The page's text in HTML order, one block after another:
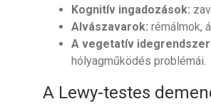
Kognitív ingadozások:
Alvászavarok: rémálmok,
A vegetatív
hólyagműködés problémái.
A Lewy-testes